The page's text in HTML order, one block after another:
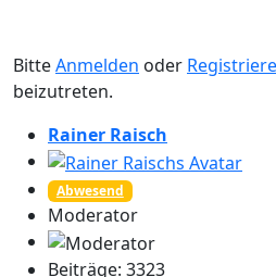
BitteAnmelden oder
beizutreten.
Rainer Raisch
Abwesend
Moderator
Beiträge: 3323